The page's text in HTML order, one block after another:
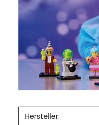
Hersteller: